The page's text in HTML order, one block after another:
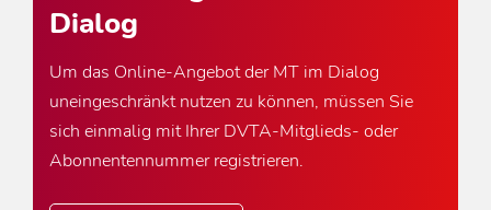
Dialog
Um das Online-Angebot der MT im Dialog
uneingeschränkt nutzen zu können, müssen Sie
sich einmalig mit Ihrer DVTA-Mitglieds- oder
Abonnentennummer registrieren.